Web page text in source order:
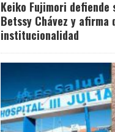
Keiko Fujimori defiende
Betssy Chávez y afirma
institucionalidad